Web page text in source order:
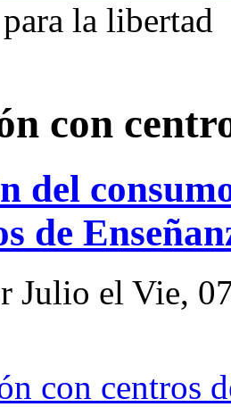
la libertad
con
del
de
Julio el Vie,
con centros